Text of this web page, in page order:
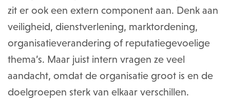
zit er ook een extern component aan. Denk aan
veiligheid, dienstverlening, marktordening,
organisatieverandering of reputatiegevoelige
thema’s. Maar juist intern vragen ze veel
aandacht, omdat de organisatie groot is en de
doelgroepen sterk van elkaar verschillen.